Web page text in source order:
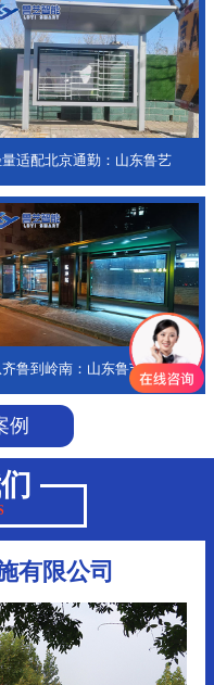
适配北京通勤：山东鲁艺
齐鲁到岭南：山东鲁艺公交
例
有限公司